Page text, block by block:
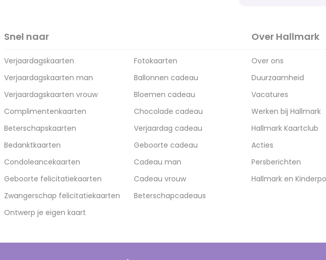
Snel naar
Verjaardagskaarten
Verjaardagskaarten man
Verjaardagskaarten vrouw
Complimentenkaarten
Beterschapskaarten
Bedanktkaarten
Condoleancekaarten
Geboorte felicitatiekaarten
Zwangerschap felicitatiekaarten
Ontwerp je eigen kaart
Fotokaarten
Ballonnen cadeau
Bloemen cadeau
Chocolade cadeau
Verjaardag cadeau
Geboorte cadeau
Cadeau man
Cadeau vrouw
Beterschapcadeaus
Over Hallmark
Over ons
Duurzaamheid
Vacatures
Werken bij Hallmark
Hallmark Kaartclub
Acties
Persberichten
Hallmark en